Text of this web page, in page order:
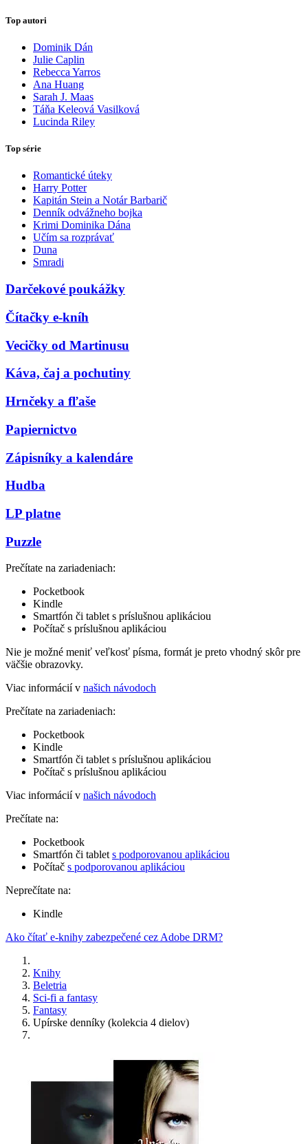
Top autori
Dominik Dán
Julie Caplin
Rebecca Yarros
Ana Huang
Sarah J. Maas
Táňa Keleová Vasilková
Lucinda Riley
Top série
Romantické úteky
Harry Potter
Kapitán Stein a Notár Barbarič
Denník odvážneho bojka
Krimi Dominika Dána
Učím sa rozprávať
Duna
Smradi
Darčekové poukážky
Čítačky e-kníh
Vecičky od Martinusu
Káva, čaj a pochutiny
Hrnčeky a fľaše
Papiernictvo
Zápisníky a kalendáre
Hudba
LP platne
Puzzle
Prečítate na zariadeniach:
Pocketbook
Kindle
Smartfón či tablet s príslušnou aplikáciou
Počítač s príslušnou aplikáciou
Nie je možné meniť veľkosť písma, formát je preto vhodný skôr pre
väčšie obrazovky.
Viac informácií v našich návodoch
Prečítate na zariadeniach:
Pocketbook
Kindle
Smartfón či tablet s príslušnou aplikáciou
Počítač s príslušnou aplikáciou
Viac informácií v našich návodoch
Prečítate na:
Pocketbook
Smartfón či tablet s podporovanou aplikáciou
Počítač s podporovanou aplikáciou
Neprečítate na:
Kindle
Ako čítať e-knihy zabezpečené cez Adobe DRM?
Knihy
Beletria
Sci-fi a fantasy
Fantasy
Upírske denníky (kolekcia 4 dielov)